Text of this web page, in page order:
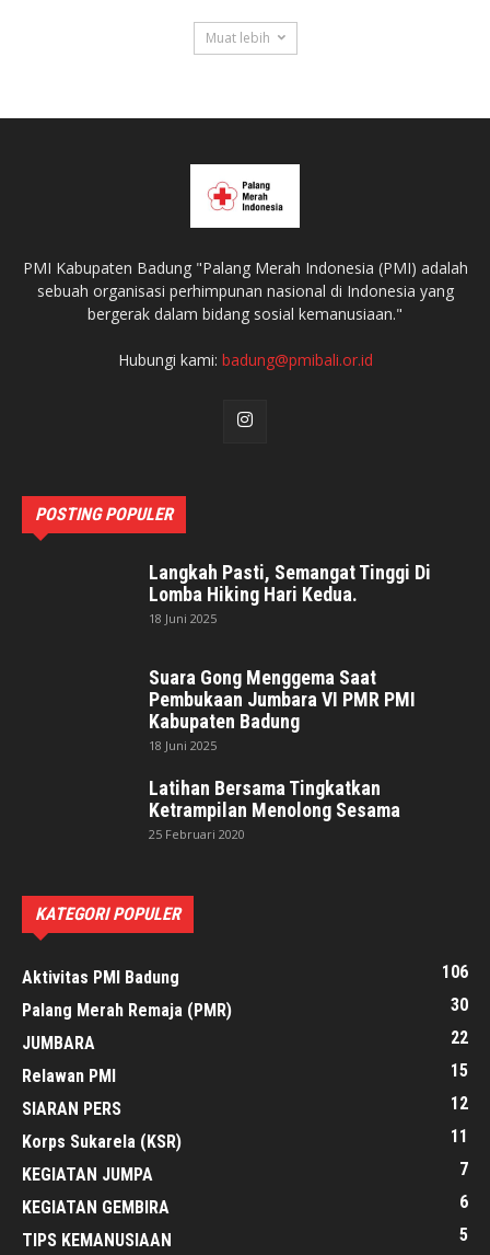
Muat lebih
PMI Kabupaten Badung "Palang Merah Indonesia (PMI) adalah
sebuah organisasi perhimpunan nasional di Indonesia yang
bergerak dalam bidang sosial kemanusiaan."
Hubungi kami: badung@pmibali.or.id
POSTING POPULER
Langkah Pasti, Semangat Tinggi Di
Lomba Hiking Hari Kedua.
18 Juni 2025
Suara Gong Menggema Saat
Pembukaan Jumbara VI PMR PMI
Kabupaten Badung
18 Juni 2025
Latihan Bersama Tingkatkan
Ketrampilan Menolong Sesama
25 Februari 2020
KATEGORI POPULER
Aktivitas PMI Badung
106
Palang Merah Remaja (PMR)
30
JUMBARA
22
Relawan PMI
15
SIARAN PERS
12
Korps Sukarela (KSR)
11
KEGIATAN JUMPA
7
KEGIATAN GEMBIRA
6
TIPS KEMANUSIAAN
5